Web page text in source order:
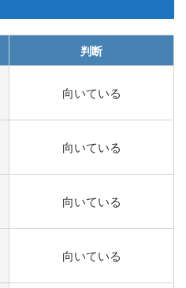
判断
向いている
向いている
向いている
向いている